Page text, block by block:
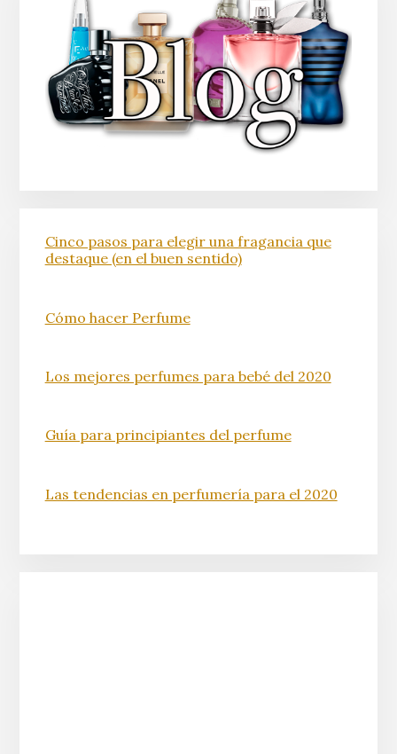
Cinco pasos para elegir una fragancia que
destaque (en el buen sentido)
Cómo hacer Perfume
Los mejores perfumes para bebé del 2020
Guía para principiantes del perfume
Las tendencias en perfumería para el 2020